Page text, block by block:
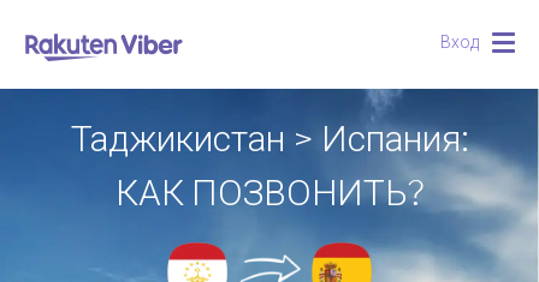
Вход
Таджикистан > Испания:
КАК ПОЗВОНИТЬ?